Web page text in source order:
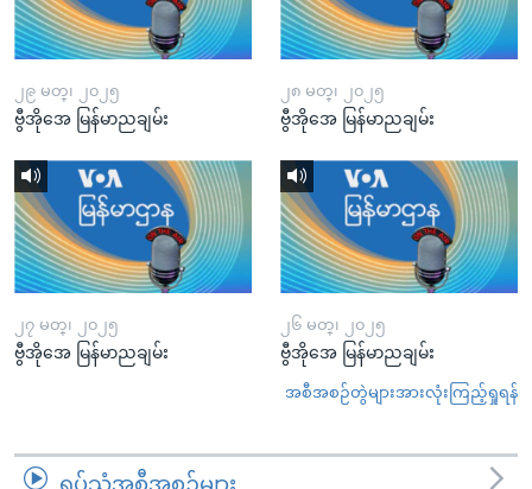
၂၉ မတ္၊ ၂၀၂၅
ဗွီအိုအေ မြန်မာညချမ်း
၂၈ မတ္၊ ၂၀၂၅
ဗွီအိုအေ မြန်မာညချမ်း
၂၇ မတ္၊ ၂၀၂၅
ဗွီအိုအေ မြန်မာညချမ်း
၂၆ မတ္၊ ၂၀၂၅
ဗွီအိုအေ မြန်မာညချမ်း
အစီအစဉ်တွဲများအားလုံးကြည့်ရှုရန်